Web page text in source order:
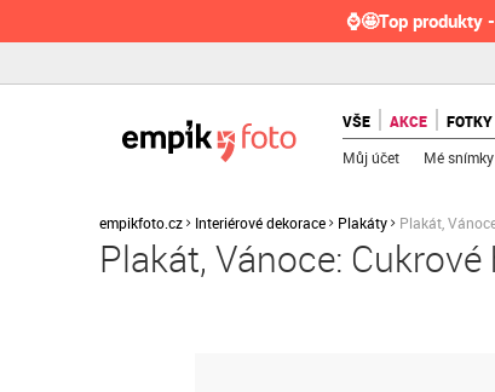
⌚🤩Top produkty
VŠE AKCE FOTKY
Můj účet Mé snímky
empikfoto.cz Interiérové dekorace Plakáty Plakát,
Plakát, Vánoce: